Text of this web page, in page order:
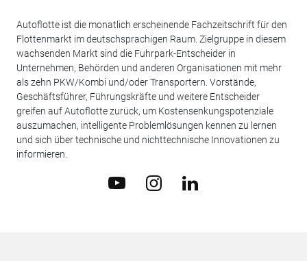
Autoflotte ist die monatlich erscheinende Fachzeitschrift für den
Flottenmarkt im deutschsprachigen Raum. Zielgruppe in diesem
wachsenden Markt sind die Fuhrpark-Entscheider in
Unternehmen, Behörden und anderen Organisationen mit mehr
als zehn PKW/Kombi und/oder Transportern. Vorstände,
Geschäftsführer, Führungskräfte und weitere Entscheider
greifen auf Autoflotte zurück, um Kostensenkungspotenziale
auszumachen, intelligente Problemlösungen kennen zu lernen
und sich über technische und nichttechnische Innovationen zu
informieren.